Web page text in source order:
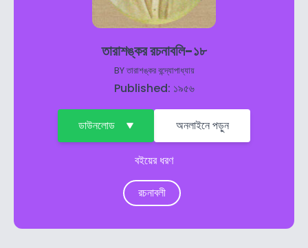
তারাশঙ্কর রচনাবলি-১৮
BYতারাশঙ্কর বন্দ্যোপাধ্যায়
Published: ১৯৫৬
ডাউনলোড অনলাইনে পড়ুন
বইয়ের ধরণ
রচনাবলী